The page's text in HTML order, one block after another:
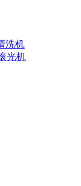
洗机
光机